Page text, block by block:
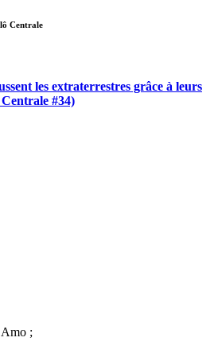
Centrale
les extraterrestres grâce à leurs
#34)
Amo ;